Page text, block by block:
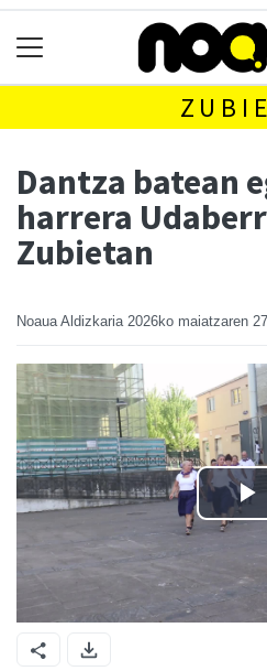
Dantza batean
harrera
Zubietan
Noaua Aldizkaria 2026ko maiatzaren